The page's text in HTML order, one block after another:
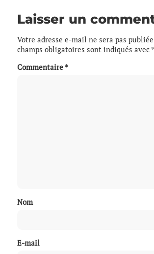
Laisser un
Votre adresse e-mail ne sera pas
champs obligatoires sont indiqués avec *
Commentaire *
Nom
E-mail